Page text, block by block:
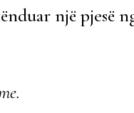
një pjesë